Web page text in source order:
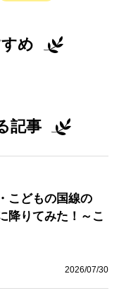
め
記事
こどもの国線の
降りてみた！～こ
2026/07/30